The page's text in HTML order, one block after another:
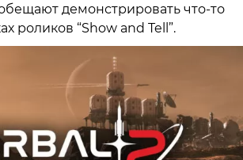
демонстрировать что-то
роликов “Show and Tell”.